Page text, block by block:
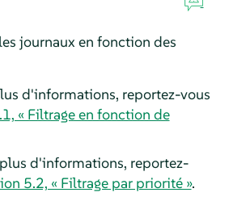
journaux en fonction des
d'informations, reportez-vous
« Filtrage en fonction de
d'informations, reportez-
5.2, « Filtrage par priorité ».